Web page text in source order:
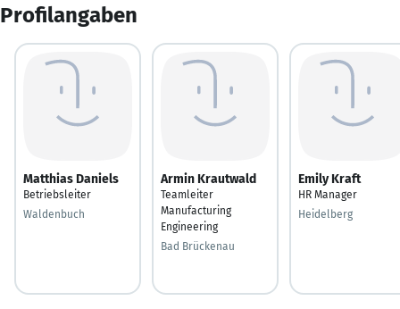
Profilangaben
Matthias Daniels
Betriebsleiter
Waldenbuch
Armin Krautwald
Teamleiter
Manufacturing
Engineering
Bad Brückenau
Emily Kraft
HR Manager
Heidelberg